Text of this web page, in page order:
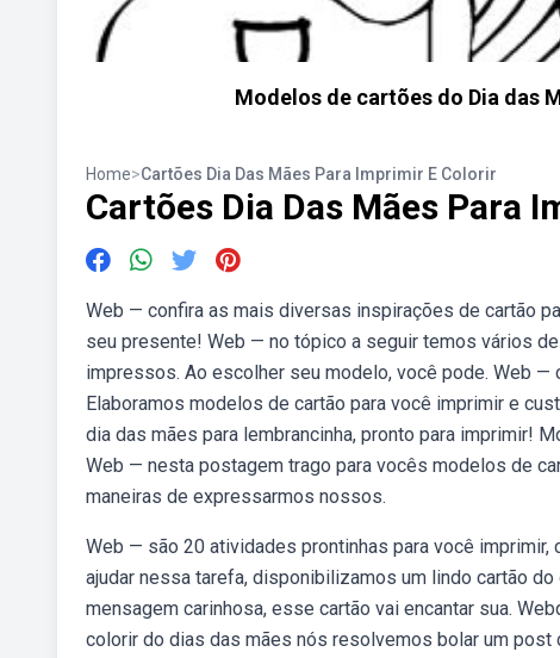
Modelos de cartões do Dia das
Home>Cartões Dia Das Mães Para Imprimir E Colorir
Cartões Dia Das Mães Para
Web — confira as mais diversas inspirações de cartão
seu presente! Web — no tópico a seguir temos vários
impressos. Ao escolher seu modelo, você pode. Web
Elaboramos modelos de cartão para você imprimir e
dia das mães para lembrancinha, pronto para imprimir!
Web — nesta postagem trago para vocês modelos de
maneiras de expressarmos nossos.
Web — são 20 atividades prontinhas para você imprimir,
ajudar nessa tarefa, disponibilizamos um lindo cartão
mensagem carinhosa, esse cartão vai encantar sua.
colorir do dias das mães nós resolvemos bolar um